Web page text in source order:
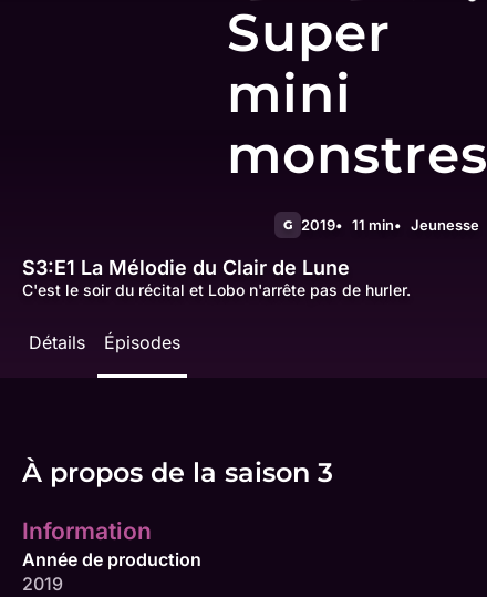
Super
mini
monstres
G 2019 11 min Jeunesse
S3:E1 La Mélodie du Clair de Lune
C'est le soir du récital et Lobo n'arrête pas de hurler.
Détails Épisodes
À propos de la saison 3
Information
Année de production
2019